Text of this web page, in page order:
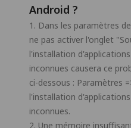
Android ?
1. Dans les paramètres
ne pas activer l'onglet
l'installation
inconnues causera ce
ci-dessous : Paramètres
l'installation
inconnues.
2. Une mémoire